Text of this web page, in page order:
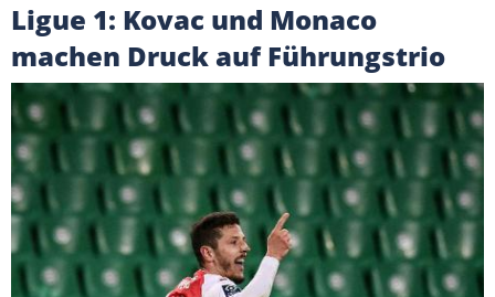
Ligue 1: Kovac und Monaco
machen Druck auf Führungstrio